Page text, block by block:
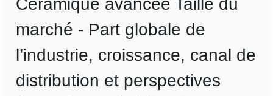
Céramique avancée Taille du
marché - Part globale de
l’industrie, croissance, canal de
distribution et perspectives